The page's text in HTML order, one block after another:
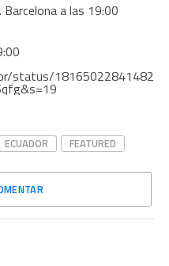
a las 19:00
status/18165022841482
ECUADOR FEATURED